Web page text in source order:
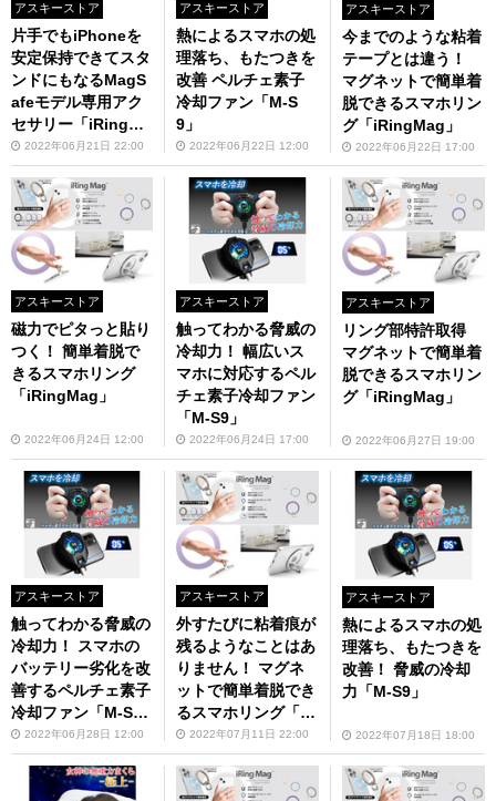
アスキーストア
片手でもiPhoneを
安定保持できてスタ
ンドにもなるMagS
afeモデル専用アク
セサリー「iRingMa
g」6月下旬発売
（予約受付中）
2022年06月21日 22:00
アスキーストア
熱によるスマホの処
理落ち、もたつきを
改善 ペルチェ素子
冷却ファン「M-S
9」
2022年06月22日 12:00
アスキーストア
今までのような粘着
テープとは違う！
マグネットで簡単着
脱できるスマホリン
グ「iRingMag」
2022年06月22日 17:00
アスキーストア
磁力でピタっと貼り
つく！ 簡単着脱で
きるスマホリング
「iRingMag」
2022年06月24日 12:00
アスキーストア
触ってわかる脅威の
冷却力！ 幅広いス
マホに対応するペル
チェ素子冷却ファン
「M-S9」
2022年06月24日 17:00
アスキーストア
リング部特許取得
マグネットで簡単着
脱できるスマホリン
グ「iRingMag」
2022年06月27日 19:00
アスキーストア
触ってわかる脅威の
冷却力！ スマホの
バッテリー劣化を改
善するペルチェ素子
冷却ファン「M-S
9」2022年06月28日 12:00
アスキーストア
外すたびに粘着痕が
残るようなことはあ
りません！ マグネ
ットで簡単着脱でき
るスマホリング「iR
ingMag」
2022年07月11日 22:00
アスキーストア
熱によるスマホの処
理落ち、もたつきを
改善！ 脅威の冷却
力「M-S9」
2022年07月18日 18:00